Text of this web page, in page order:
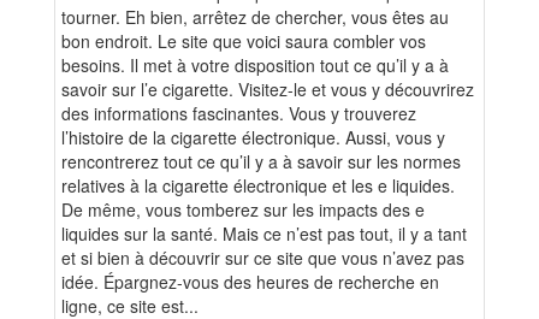
tourner. Eh bien, arrêtez de chercher, vous êtes au
bon endroit. Le site que voici saura combler vos
besoins. Il met à votre disposition tout ce qu’il y a à
savoir sur l’e cigarette. Visitez-le et vous y découvrirez
des informations fascinantes. Vous y trouverez
l’histoire de la cigarette électronique. Aussi, vous y
rencontrerez tout ce qu’il y a à savoir sur les normes
relatives à la cigarette électronique et les e liquides.
De même, vous tomberez sur les impacts des e
liquides sur la santé. Mais ce n’est pas tout, il y a tant
et si bien à découvrir sur ce site que vous n’avez pas
idée. Épargnez-vous des heures de recherche en
ligne, ce site est...